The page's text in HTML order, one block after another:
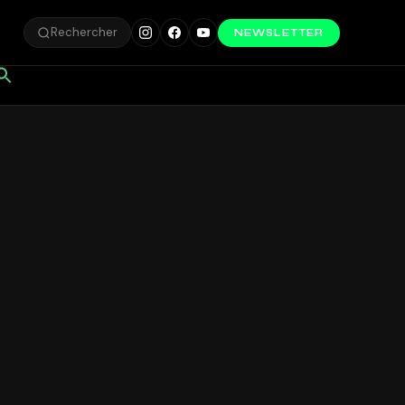
Rechercher NEWSLETTER